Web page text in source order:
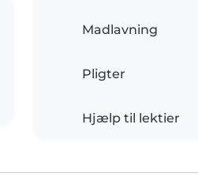
Madlavning
Pligter
Hjælp til lektier